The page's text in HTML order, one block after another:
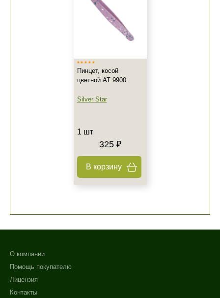
Пинцет, косой
цветной AT 9900
Silver Star
1 шт
325 ₽
В корзину
О компании
Помощь покупателю
Лицензия
Контакты